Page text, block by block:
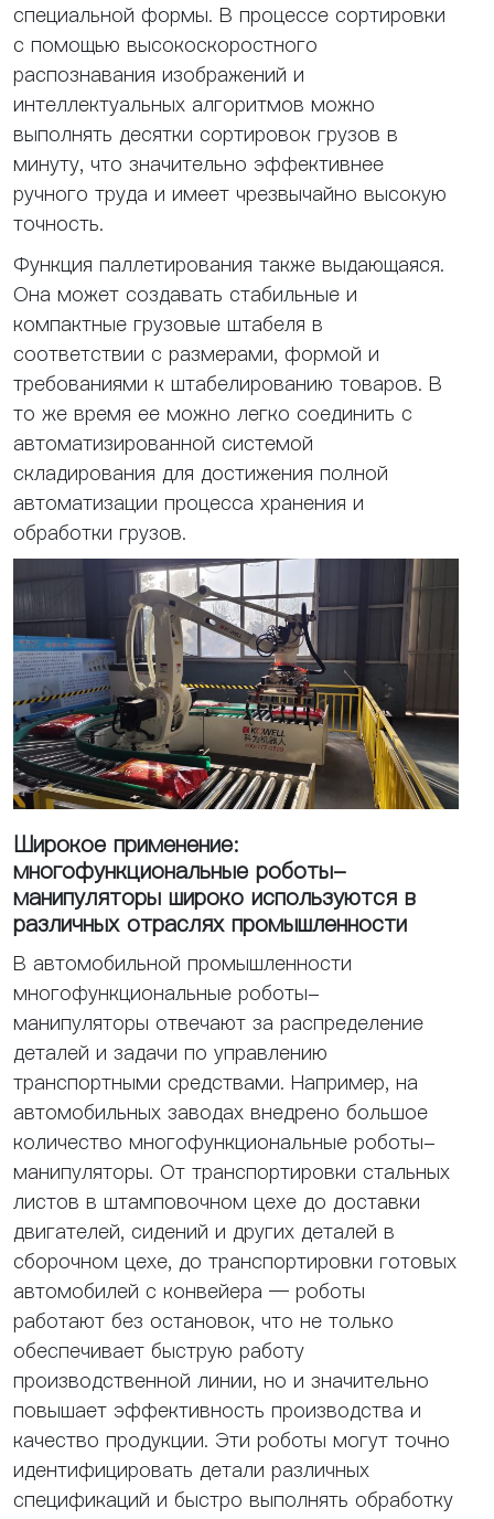
специальной формы. В процессе сортировки
с помощью высокоскоростного
распознавания изображений и
интеллектуальных алгоритмов можно
выполнять десятки сортировок грузов в
минуту, что значительно эффективнее
ручного труда и имеет чрезвычайно высокую
точность.
Функция паллетирования также выдающаяся.
Она может создавать стабильные и
компактные грузовые штабеля в
соответствии с размерами, формой и
требованиями к штабелированию товаров. В
то же время ее можно легко соединить с
автоматизированной системой
складирования для достижения полной
автоматизации процесса хранения и
обработки грузов.
Широкое применение:
многофункциональные роботы-
манипуляторы широко используются в
различных отраслях промышленности
В автомобильной промышленности
многофункциональные роботы-
манипуляторы отвечают за распределение
деталей и задачи по управлению
транспортными средствами. Например, на
автомобильных заводах внедрено большое
количество многофункциональные роботы-
манипуляторы. От транспортировки стальных
листов в штамповочном цехе до доставки
двигателей, сидений и других деталей в
сборочном цехе, до транспортировки готовых
автомобилей с конвейера — роботы
работают без остановок, что не только
обеспечивает быструю работу
производственной линии, но и значительно
повышает эффективность производства и
качество продукции. Эти роботы могут точно
идентифицировать детали различных
спецификаций и быстро выполнять обработку